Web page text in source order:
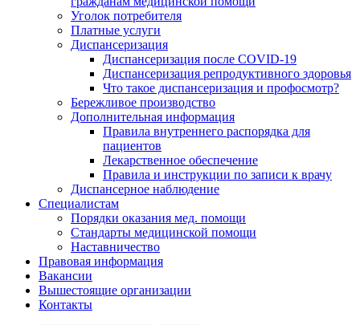
Уголок потребителя
Платные услуги
Диспансеризация
Диспансеризация после COVID-19
Диспансеризация репродуктивного здоровья
Что такое диспансеризация и профосмотр?
Бережливое производство
Дополнительная информация
Правила внутреннего распорядка для
пациентов
Лекарственное обеспечение
Правила и инструкции по записи к врачу
Диспансерное наблюдение
Специалистам
Порядки оказания мед. помощи
Стандарты медицинской помощи
Наставничество
Правовая информация
Вакансии
Вышестоящие организации
Контакты